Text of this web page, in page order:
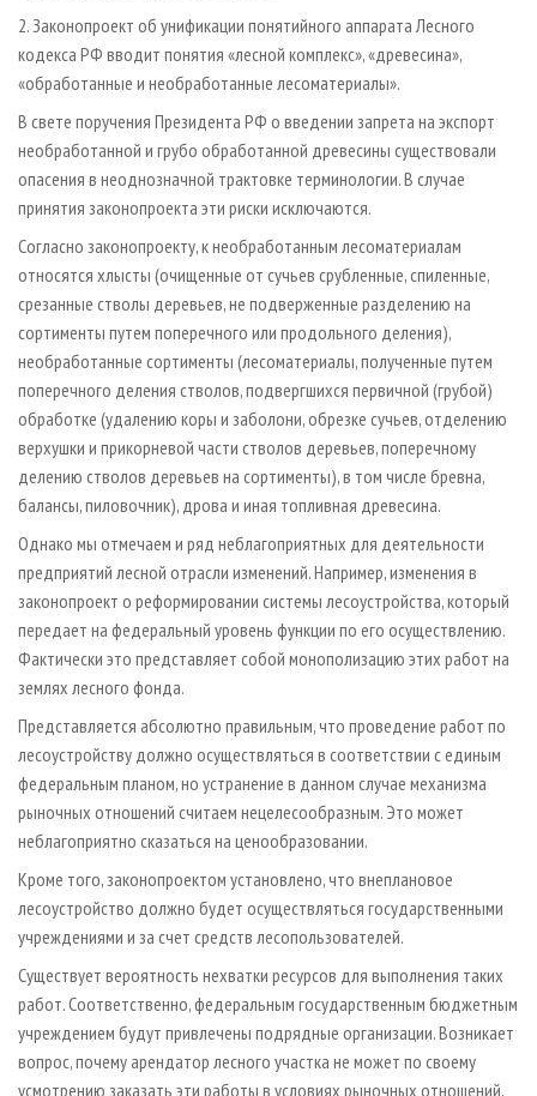
2. Законопроект об унификации понятийного аппарата Лесного
кодекса РФ вводит понятия «лесной комплекс», «древесина»,
«обработанные и необработанные лесоматериалы».
В свете поручения Президента РФ о введении запрета на экспорт
необработанной и грубо обработанной древесины существовали
опасения в неоднозначной трактовке терминологии. В случае
принятия законопроекта эти риски исключаются.
Согласно законопроекту, к необработанным лесоматериалам
относятся хлысты (очищенные от сучьев срубленные, спиленные,
срезанные стволы деревьев, не подверженные разделению на
сортименты путем поперечного или продольного деления),
необработанные сортименты (лесоматериалы, полученные путем
поперечного деления стволов, подвергшихся первичной (грубой)
обработке (удалению коры и заболони, обрезке сучьев, отделению
верхушки и прикорневой части стволов деревьев, поперечному
делению стволов деревьев на сортименты), в том числе бревна,
балансы, пиловочник), дрова и иная топливная древесина.
Однако мы отмечаем и ряд неблагоприятных для деятельности
предприятий лесной отрасли изменений. Например, изменения в
законопроект о реформировании системы лесоустройства, который
передает на федеральный уровень функции по его осуществлению.
Фактически это представляет собой монополизацию этих работ на
землях лесного фонда.
Представляется абсолютно правильным, что проведение работ по
лесоустройству должно осуществляться в соответствии с единым
федеральным планом, но устранение в данном случае механизма
рыночных отношений считаем нецелесообразным. Это может
неблагоприятно сказаться на ценообразовании.
Кроме того, законопроектом установлено, что внеплановое
лесоустройство должно будет осуществляться государственными
учреждениями и за счет средств лесопользователей.
Существует вероятность нехватки ресурсов для выполнения таких
работ. Соответственно, федеральным государственным бюджетным
учреждением будут привлечены подрядные организации. Возникает
вопрос, почему арендатор лесного участка не может по своему
усмотрению заказать эти работы в условиях рыночных отношений,